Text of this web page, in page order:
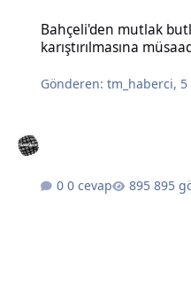
Bahçeli'den mutlak
karıştırılmasına
Gönderen:tm_haberci, 5
0 cevap 895